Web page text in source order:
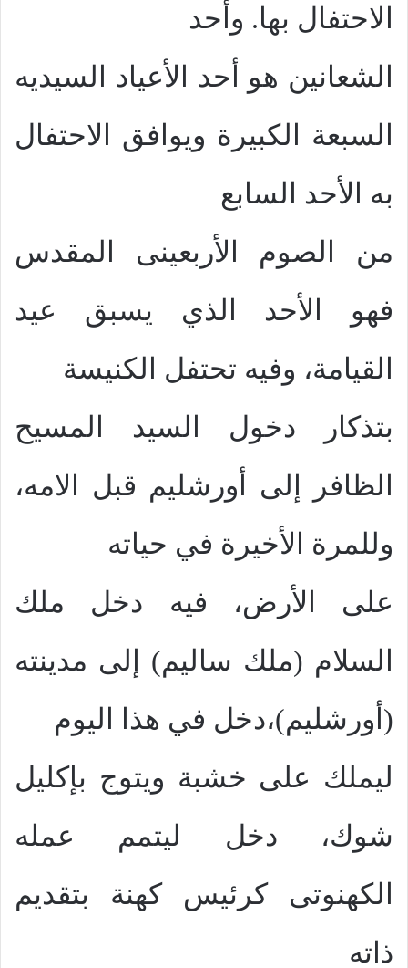
الاحتفال بها. وأحد
الشعانين هو أحد الأعياد السيديه
السبعة الكبيرة ويوافق الاحتفال
به الأحد السابع
من الصوم الأربعينى المقدس
فهو الأحد الذي يسبق عيد
القيامة، وفيه تحتفل الكنيسة
بتذكار دخول السيد المسيح
الظافر إلى أورشليم قبل الامه،
وللمرة الأخيرة في حياته
على الأرض، فيه دخل ملك
السلام (ملك ساليم) إلى مدينته
(أورشليم)،دخل في هذا اليوم
ليملك على خشبة ويتوج بإكليل
شوك، دخل ليتمم عمله
الكهنوتى كرئيس كهنة بتقديم
ذاته